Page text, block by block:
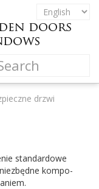
drzwi
stan­dar­d­owe
kom­po­